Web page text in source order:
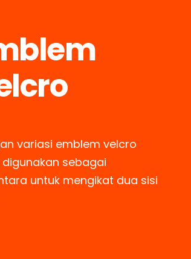
variasi emblem velcro
sebagai
untuk mengikat dua sisi